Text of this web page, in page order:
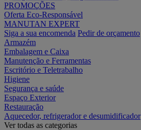
PROMOÇÕES
Oferta Eco-Responsável
MANUTAN EXPERT
Siga a sua encomenda Pedir de orçamento
Armazém
Embalagem e Caixa
Manutenção e Ferramentas
Escritório e Teletrabalho
Higiene
Segurança e saúde
Espaço Exterior
Restauração
Aquecedor, refrigerador e desumidificador
Ver todas as categorias